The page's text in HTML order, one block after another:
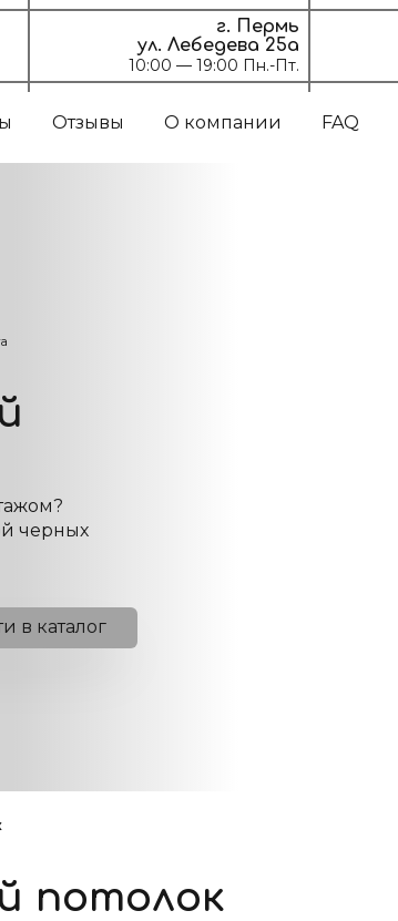
г. Пермь
ул. Лебедева 25а
10:00 — 19:00 Пн.-Пт.
Отзывы О компании FAQ
черных
в каталог
потолок